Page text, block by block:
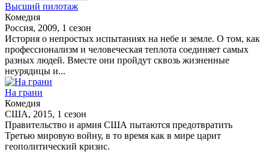
Высший пилотаж
Комедия
Россия, 2009, 1 сезон
История о непростых испытаниях на небе и земле. О том, как
профессионализм и человеческая теплота соединяет самых
разных людей. Вместе они пройдут сквозь жизненные
неурядицы и...
На грани
Комедия
США, 2015, 1 сезон
Правительство и армия США пытаются предотвратить
Третью мировую войну, в то время как в мире царит
геополитический кризис.